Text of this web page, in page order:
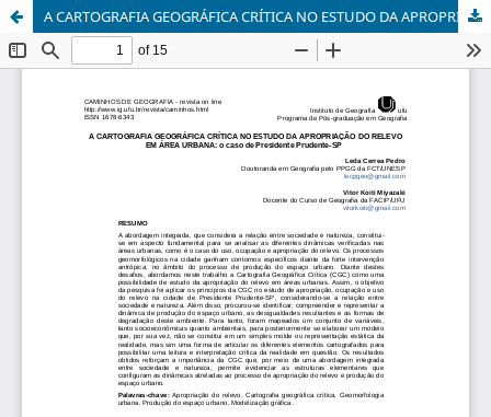
A CARTOGRAFIA GEOGRÁFICA CRÍTICA NO ESTUDO DA APROPRIAÇÃO DO RELEVO EM ÁREA URBANA: o caso de Presidente Prudente-SP